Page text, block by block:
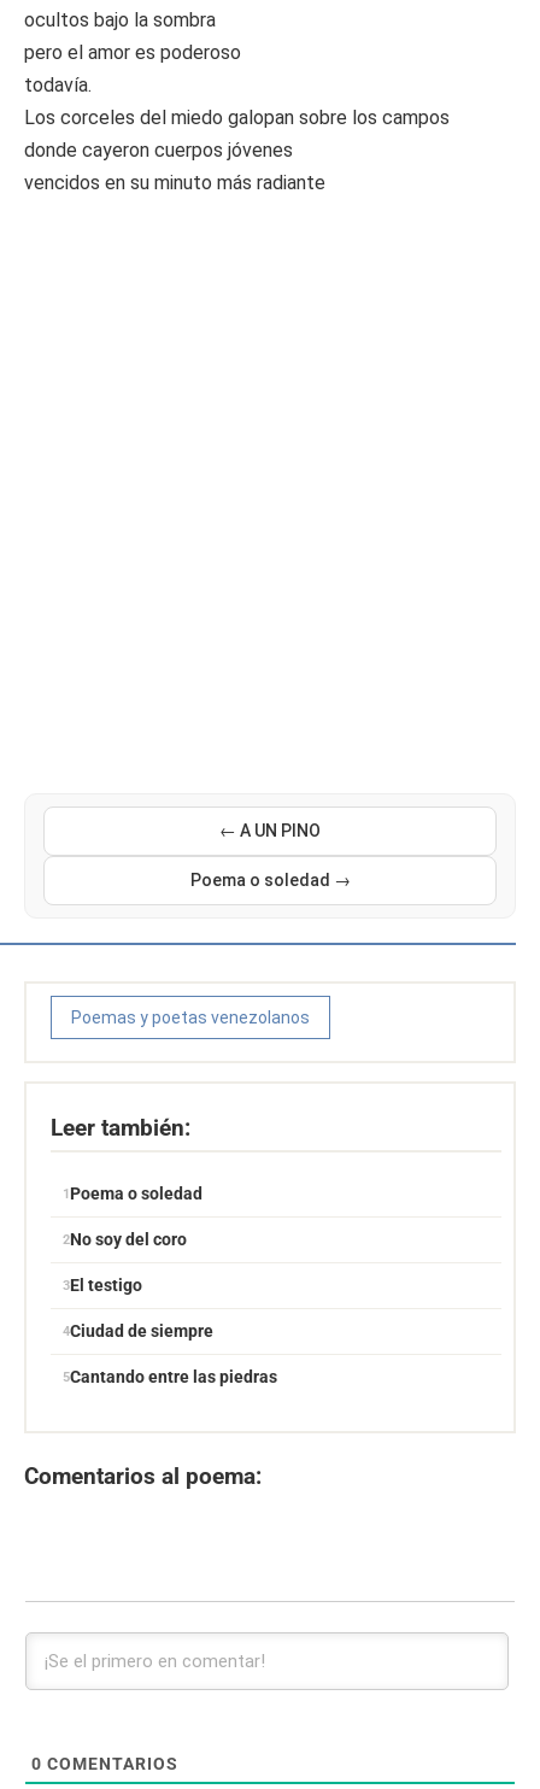
ocultos bajo la sombra
pero el amor es poderoso
todavía.
Los corceles del miedo galopan sobre los campos
donde cayeron cuerpos jóvenes
vencidos en su minuto más radiante
← A UN PINO
Poema o soledad →
Poemas y poetas venezolanos
Leer también:
Poema o soledad
No soy del coro
El testigo
Ciudad de siempre
Cantando entre las piedras
Comentarios al poema:
0 COMENTARIOS